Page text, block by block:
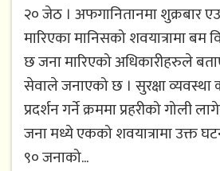
२० जेठ । अफगानितानमा शुक्रबार
मारिएका मानिसको शवयात्रामा बम
छ जना मारिएको अधिकारीहरुले
सेवाले जनाएको छ । सुरक्षा
प्रदर्शन गर्ने क्रममा प्रहरीको गोली
जना मध्ये एकको शवयात्रामा उक्त
९० जनाको...